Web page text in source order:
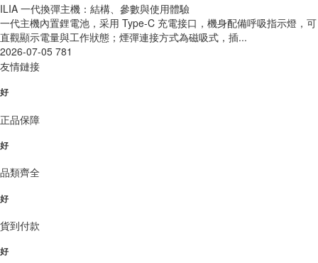
ILIA 一代換彈主機：結構、參數與使用體驗
一代主機內置鋰電池，采用 Type-C 充電接口，機身配備呼吸指示燈，可
直觀顯示電量與工作狀態；煙彈連接方式為磁吸式，插...
2026-07-05 781
友情鏈接
好
正品保障
好
品類齊全
好
貨到付款
好